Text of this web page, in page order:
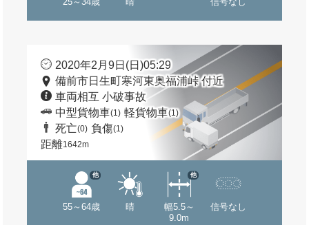
2020年2月9日(日)05:29
備前市日生町寒河東奥福浦峠 付近
車両相互 小破事故
中型貨物車(1) 軽貨物車(1)
死亡(0) 負傷(1)
距離1642m
55～64歳
他
晴
幅5.5～
9.0m
他
信号なし